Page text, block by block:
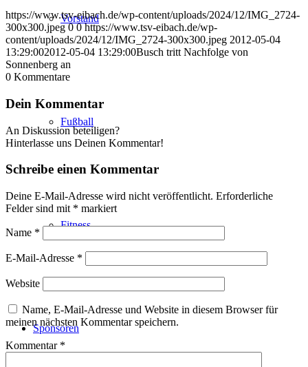
Vorstand
Fußball
Fitness
Sponsoren
https://www.tsv-eibach.de/wp-content/uploads/2024/12/IMG_2724-
300x300.jpeg 0 0 https://www.tsv-eibach.de/wp-
content/uploads/2024/12/IMG_2724-300x300.jpeg 2012-05-04
13:29:002012-05-04 13:29:00Busch tritt Nachfolge von
Sonnenberg an
0 Kommentare
Dein Kommentar
An Diskussion beteiligen?
Hinterlasse uns Deinen Kommentar!
Schreibe einen Kommentar
Deine E-Mail-Adresse wird nicht veröffentlicht. Erforderliche
Felder sind mit * markiert
Name *
E-Mail-Adresse *
Website
Name, E-Mail-Adresse und Website in diesem Browser für
meinen nächsten Kommentar speichern.
Kommentar *